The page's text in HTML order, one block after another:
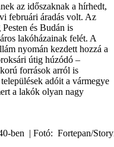
az időszaknak a hírhedt,
februári áradás volt. Az
és Budán is
lakóházainak felét. A
nyomán kezdett hozzá a
útig húzódó –
források arról is
adóit a vármegye
a lakók olyan nagy
ben | Fotó: Fortepan/